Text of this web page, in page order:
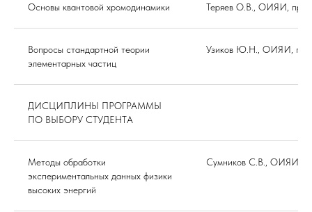
Основы квантовой хромодинамики Теряев О.В., ОИЯИ,
Вопросы стандартной теории
элементарных частиц
Узиков Ю.Н., ОИЯИ,
ДИСЦИПЛИНЫ ПРОГРАММЫ
ПО ВЫБОРУ СТУДЕНТА
Методы обработки
экспериментальных данных физики
высоких энергий
Сумников С.В., ОИЯИ,